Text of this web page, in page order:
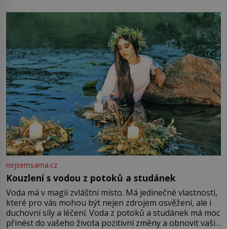
milostpaní. Stačí jenom na sukni,“ zhodnotí švadlena
množství růžového mušelínu. „Ošidili vás, podívejte.“
nejsemsama.cz
Kouzlení s vodou z potoků a studánek
Voda má v magii zvláštní místo. Má jedinečné vlastnosti,
které pro vás mohou být nejen zdrojem osvěžení, ale i
duchovní síly a léčení. Voda z potoků a studánek má moc
přinést do vašeho života pozitivní změny a obnovit vaši